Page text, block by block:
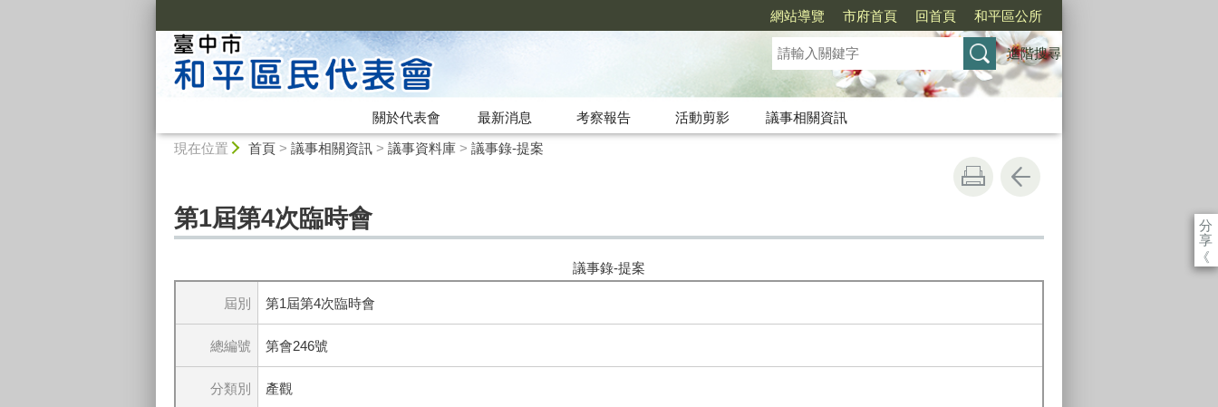
網站導覽 市府首頁 回首頁 和平區公所
進階搜尋
關於代表會 最新消息 考察報告 活動剪影
議事相關資訊
現在位置 首頁> 議事相關資訊> 議事資料庫> 議事錄-提案
分
享
《
第1屆第4次臨時會
議事錄-提案
屆別 第1屆第4次臨時會
總編號 第會246號
分類別 產觀